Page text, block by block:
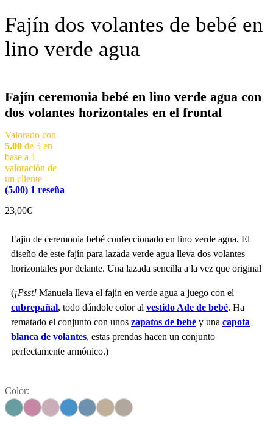
Fajín dos volantes de bebé en
lino verde agua
Fajín ceremonia bebé en lino verde agua con
dos volantes horizontales en el frontal
Valorado con
5.00 de 5 en
base a 1
valoración de
un cliente
(5.00) 1 reseña
23,00€
Fajin de ceremonia bebé confeccionado en lino verde agua. El
diseño de este fajín para lazada verde agua lleva dos volantes
horizontales por delante. Una lazada sencilla a la vez que original
(¡Psst! Manuela lleva el fajín en verde agua a juego con el
cubrepañal, todo dándole color al vestido Ade de bebé. Ha
rematado el conjunto con unos zapatos de bebé y una capota
blanca de volantes, estas prendas hacen un conjunto
perfectamente armónico.)
Color: